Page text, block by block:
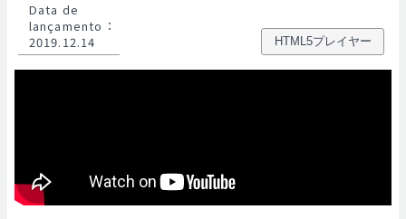
Data de
lançamento ：
2019.12.14
HTML5プレイヤー